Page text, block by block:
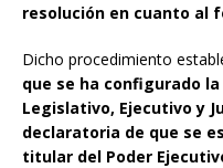
resolución en cuanto al
Dicho procedimiento
que se ha configurado
Legislativo, Ejecutivo y
declaratoria de que se
titular del Poder